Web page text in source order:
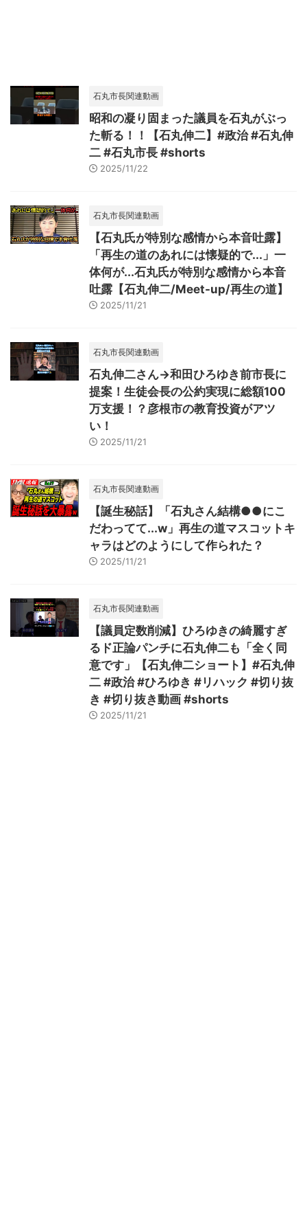
石丸市長関連動画
昭和の凝り固まった議員を石丸がぶっ
た斬る！！【石丸伸二】#政治 #石丸伸
二 #石丸市長 #shorts
2025/11/22
石丸市長関連動画
【石丸氏が特別な感情から本音吐露】
「再生の道のあれには懐疑的で...」一
体何が...石丸氏が特別な感情から本音
吐露【石丸伸二/Meet-up/再生の道】
2025/11/21
石丸市長関連動画
石丸伸二さん→和田ひろゆき前市長に
提案！生徒会長の公約実現に総額100
万支援！？彦根市の教育投資がアツ
い！
2025/11/21
石丸市長関連動画
【誕生秘話】「石丸さん結構●●にこ
だわってて...w」再生の道マスコットキ
ャラはどのようにして作られた？
2025/11/21
石丸市長関連動画
【議員定数削減】ひろゆきの綺麗すぎ
るド正論パンチに石丸伸二も「全く同
意です」【石丸伸二ショート】#石丸伸
二 #政治 #ひろゆき #リハック #切り抜
き #切り抜き動画 #shorts
2025/11/21